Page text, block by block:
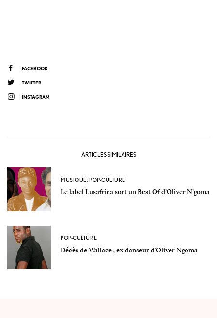
FACEBOOK
TWITTER
INSTAGRAM
ARTICLES SIMILAIRES
MUSIQUE, POP-CULTURE
Le label Lusafrica sort un Best Of d’Oliver N’goma
POP-CULTURE
Décès de Wallace , ex danseur d’Oliver Ngoma